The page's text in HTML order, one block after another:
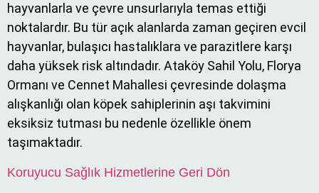
hayvanlarla ve çevre unsurlarıyla temas ettiği
noktalardır. Bu tür açık alanlarda zaman geçiren evcil
hayvanlar, bulaşıcı hastalıklara ve parazitlere karşı
daha yüksek risk altındadır. Ataköy Sahil Yolu, Florya
Ormanı ve Cennet Mahallesi çevresinde dolaşma
alışkanlığı olan köpek sahiplerinin aşı takvimini
eksiksiz tutması bu nedenle özellikle önem
taşımaktadır.
Koruyucu Sağlık Hizmetlerine Geri Dön